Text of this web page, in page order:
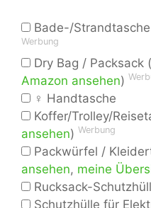
Bade-/
Werbung
Dry Bag / Packsack
Amazon ansehen)
♀ Handtasche
Koffer/Trolley/
ansehen) Werbung
Packwürfel /
ansehen, meine
Rucksack-
Schutzhülle für